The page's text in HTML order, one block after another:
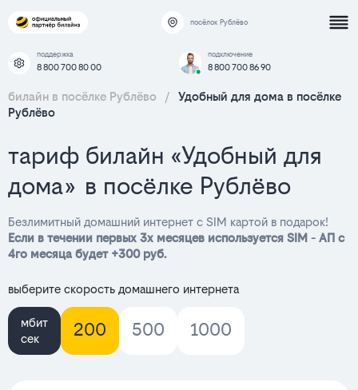
посёлок Рублёво
поддержка
8 800 700 80 00
подключение
8 800 700 86 90
билайн в посёлке Рублёво /
Удобный для дома в посёлке
Рублёво
тариф билайн «Удобный для
дома» в посёлке Рублёво
Безлимитный домашний интернет с SIM картой в подарок!
Если в течении первых 3х месяцев используется SIM - АП с
4го месяца будет +300 руб.
выберите скорость домашнего интернета
мбит
сек
200 500 1000